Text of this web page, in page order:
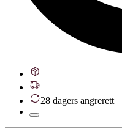
28 dagers angrerett